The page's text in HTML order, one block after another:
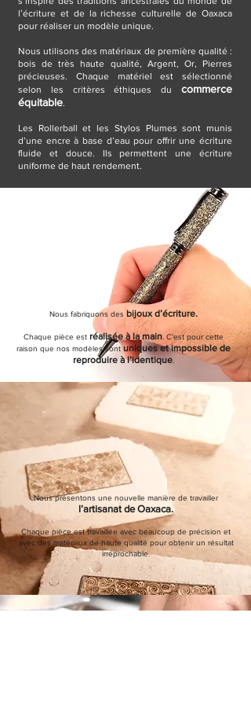
l’écriture et de la richesse culturelle de Oaxaca
pour réaliser un modèle unique.
Nous utilisons des matériaux de première qualité :
bois de très haute qualité, Argent, Or, Pierres
précieuses. Chaque matériel est sélectionné
selon les critères éthiques du commerce
équitable
Les Rollerball et les Stylos Plumes sont munis
d’une encre à base d’eau pour offrir une écriture
fluide et douce. Ils permettent une écriture
uniforme de haut rendement.
Nous fabriquons des bijoux d’écriture.
Chaque pièce est réalisée à la main . C’est pour cette
raison que nos modèles sontuniques et impossible de
reproduire à l’identique
Nous présentons une nouvelle manière de travailler
l’artisanat de Oaxaca.
Chaque pièce est travaillée avec beaucoup de précision et
avec des matériaux de haute qualité pour obtenir un résultat
irréprochable.